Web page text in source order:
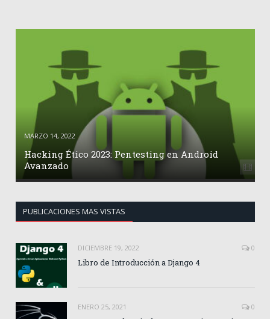
MARZO 14, 2022
Hacking Ético 2023: Pentesting en Android
Avanzado
PUBLICACIONES MAS VISTAS
DICIEMBRE 19, 2022 0
Libro de Introducción a Django 4
ENERO 25, 2021 0